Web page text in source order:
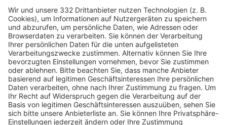
HÄUFIG BESUCHTE SEITEN
Pässe und Vereinswechsel
Trainerausbildung
Schulungsangebot Vereinsmitarbeiter
BFV-Geschäftsstellen
Trainerbörse
Login SpielPlus